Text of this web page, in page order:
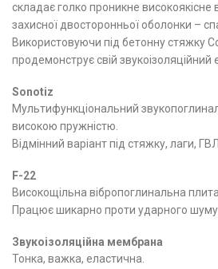
складає голко проникне
захисної двосторонньої оболонки –
Використовуючи під бетонну стяжку
продемонструє свій звукоізоляційний
Sonotiz
Мультифункціональний
високою пружністю.
Відмінний варіант під стяжку, лаги, ГВЛ.
F-22
Високощільна вібропоглинальна плита.
Працює шикарно проти ударного шуму,
Звукоізоляційна мембрана
Тонка, важка, еластична.